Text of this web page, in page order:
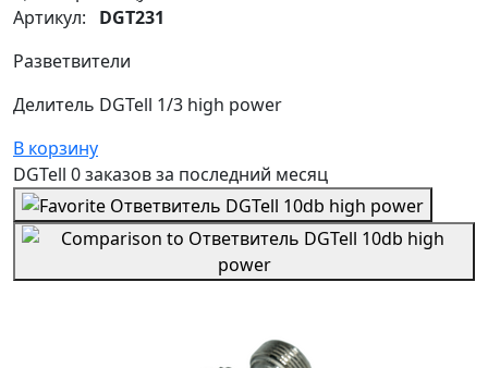
Артикул: DGT231
Разветвители
Делитель DGTell 1/3 high power
В корзину
DGTell 0 заказовза последний месяц